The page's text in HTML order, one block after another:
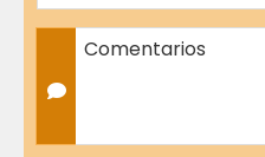
Comentarios